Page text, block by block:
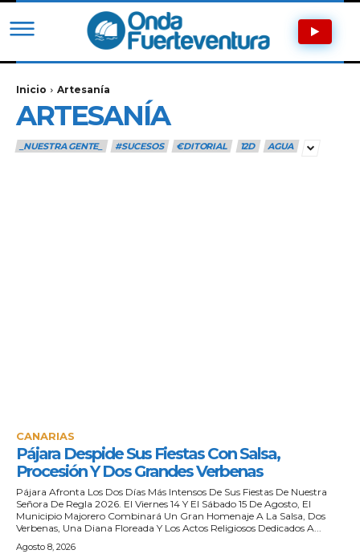
Inicio Artesanía
ARTESANÍA
_NUESTRA GENTE_ #SUCESOS €DITORIAL 12D AGUA
CANARIAS
Pájara Despide Sus Fiestas Con Salsa,
Procesión Y Dos Grandes Verbenas
Pájara Afronta Los Dos Días Más Intensos De Sus Fiestas De Nuestra
Señora De Regla 2026. El Viernes 14 Y El Sábado 15 De Agosto, El
Municipio Majorero Combinará Un Gran Homenaje A La Salsa, Dos
Verbenas, Una Diana Floreada Y Los Actos Religiosos Dedicados A...
Agosto 8, 2026